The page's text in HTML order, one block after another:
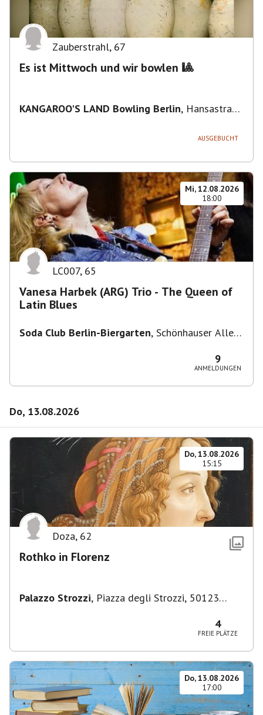
Zauberstrahl, 67
Es ist Mittwoch und wir bowlen 🎱
KANGAROO'S LAND Bowling Berlin, Hansastraße
AUSGEBUCHT
Mi, 12.08.2026
18:00
LC007, 65
Vanesa Harbek (ARG) Trio - The Queen of
Latin Blues
Soda Club Berlin-Biergarten, Schönhauser Allee
9
ANMELDUNGEN
Do, 13.08.2026
Do, 13.08.2026
15:15
Doza, 62
Rothko in Florenz
Palazzo Strozzi, Piazza degli Strozzi, 50123
4
FREIE PLÄTZE
Do, 13.08.2026
17:00